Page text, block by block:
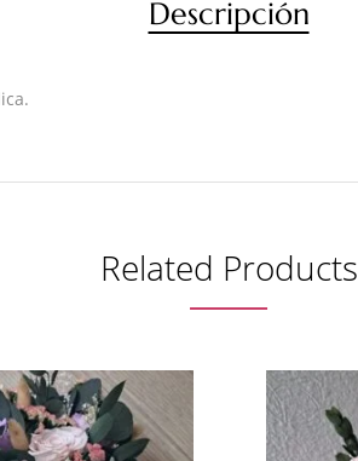
Descripción
Related Products